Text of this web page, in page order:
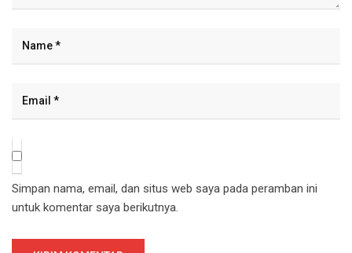
Simpan nama, email, dan situs web saya pada peramban ini
untuk komentar saya berikutnya.